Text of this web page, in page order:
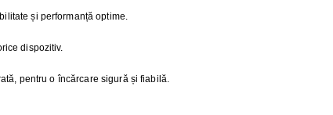
și performanță optime.
dispozitiv.
pentru o încărcare sigură și fiabilă.